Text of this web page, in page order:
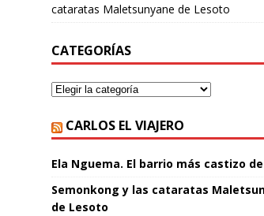
cataratas Maletsunyane de Lesoto
CATEGORÍAS
CARLOS EL VIAJERO
Ela Nguema. El barrio más castizo
Semonkong y las cataratas
de Lesoto